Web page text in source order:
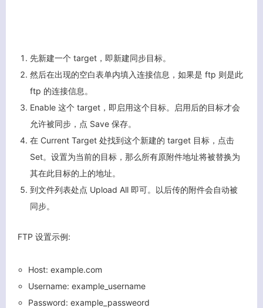
先新建一个 target，即新建同步目标。
然后在出现的空白表单内填入连接信息，如果是 ftp 则是此
ftp 的连接信息。
Enable 这个 target，即启用这个目标。启用后的目标才会
允许被同步，点 Save 保存。
在 Current Target 处找到这个新建的 target 目标，点击
Set。设置为当前的目标，那么所有原附件地址将被替换为
其在此目标的上的地址。
到文件列表处点 Upload All 即可。以后传的附件会自动被
同步。
FTP 设置示例:
Host: example.com
Username: example_username
Password: example_passweord